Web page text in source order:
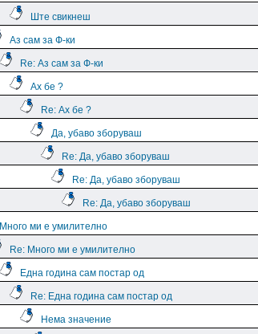
Ште свикнеш
Аз сам за Ф-ки
Re: Аз сам за Ф-ки
Ах бе ?
Re: Ах бе ?
Да, убаво зборуваш
Re: Да, убаво зборуваш
Re: Да, убаво зборуваш
Re: Да, убаво зборуваш
Много ми е умилително
Re: Много ми е умилително
Една година сам постар од
Re: Една година сам постар од
Нема значение